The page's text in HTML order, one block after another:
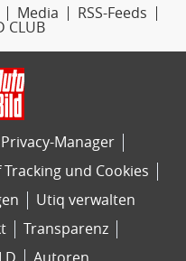
Media
RSS-Feeds
CLUB
Privacy-Manager
und Cookies
Utiq verwalten
Transparenz